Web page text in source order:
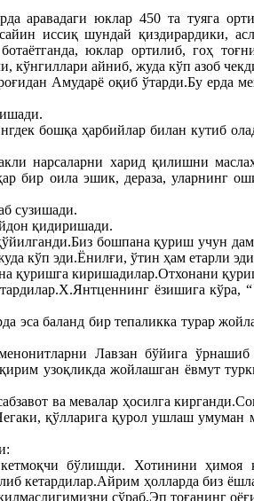
аравадаги юклар 450 та туяга
иссиқ шундай қиздирардики,
юклар ортилиб, гоҳ
кўнгиллари айниб, жуда кўп азоб
Амударё оқиб ўтарди.Бу ерда
бошқа ҳарбийлар билан кутиб
нарсаларни харид қилишни
бир оила эшик, дераза, уларнинг
сузишади.
қидиришади.
бошпана қуриш учун
кўп эди.Ёнилғи, ўтин ҳам етарли
қуришга киришадилар.Отхонани
ёзишига кўра,
баланд бир тепаликка турар
Лавзан бўйига
узоқликда жойлашган ёвмут
ва мевалар ҳосилга
қўлларига қурол ушлаш умуман
бўлишди. Хотинини ҳимоя
кетардилар.Айрим ҳолларда биз
сўраб,Эп тоғанинг